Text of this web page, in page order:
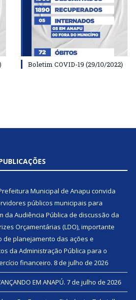
Boletim COVID-19 (29/10/2022)
Prefeitura Municipal de Anapu convida
públicos municipais para
da Audiência Pública de discussão da
Orçamentárias (LDO), importante
de planejamento das ações e
da Administração Pública para o
financeiro. 8 de julho de 2026
EM ANAPÚ. 7 de julho de 2026